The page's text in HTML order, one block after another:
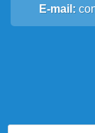
E-mail: